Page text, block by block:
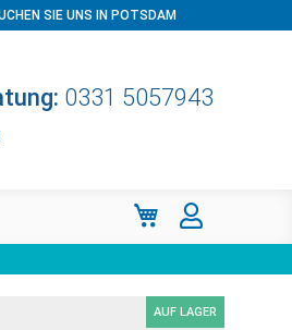
SIE UNS IN POTSDAM
0331 5057943
Mein Warenkorb
AUF LAGER